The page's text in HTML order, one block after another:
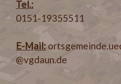
Tel.:
0151-19355511
E-Mail:
@vgdaun.de